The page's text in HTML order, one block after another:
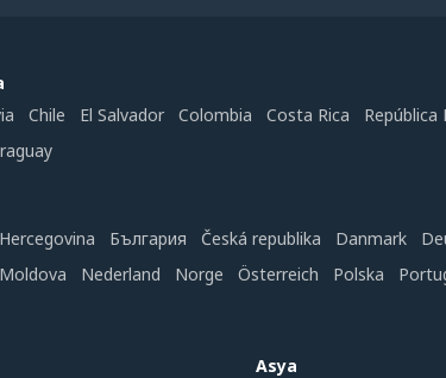
Chile El Salvador Colombia Costa Rica República
България Česká republika Danmark
Moldova Nederland Norge Österreich Polska
Asya